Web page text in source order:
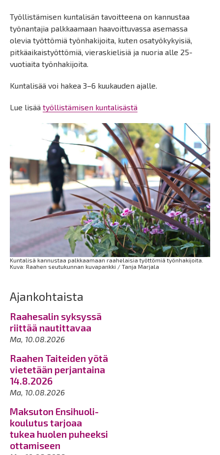
Työllistämisen kuntalisän tavoitteena on kannustaa
työnantajia palkkaamaan haavoittuvassa asemassa
olevia työttömiä työnhakijoita, kuten osatyökykyisiä,
pitkäaikaistyöttömiä, vieraskielisiä ja nuoria alle 25-
vuotiaita työnhakijoita.
Kuntalisää voi hakea 3–6 kuukauden ajalle.
Lue lisää työllistämisen kuntalisästä
Kuntalisä kannustaa palkkaamaan raahelaisia työttömiä työnhakijoita.
Kuva: Raahen seutukunnan kuvapankki / Tanja Marjala
Ajankohtaista
Raahesalin syksyssä
riittää nautittavaa
Ma, 10.08.2026
Raahen Taiteiden yötä
vietetään perjantaina
14.8.2026
Ma, 10.08.2026
Maksuton Ensihuoli-
koulutus tarjoaa
tukea huolen puheeksi
ottamiseen